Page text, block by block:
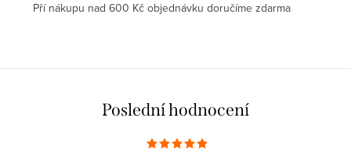
Pří nákupu nad 600 Kč objednávku doručíme zdarma
Poslední hodnocení